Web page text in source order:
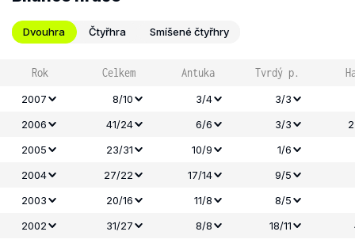
Dvouhra Čtyřhra Smíšené čtyřhry
Rok Celkem Antuka Tvrdý p.
2007 8/10 3/4 3/3
2006
41/24 6/6 3/3
2005
23/31 10/9 1/6
2004
27/22 17/14
9/5
2003
20/16 11/8
8/5
2002
31/27 8/8 18/11